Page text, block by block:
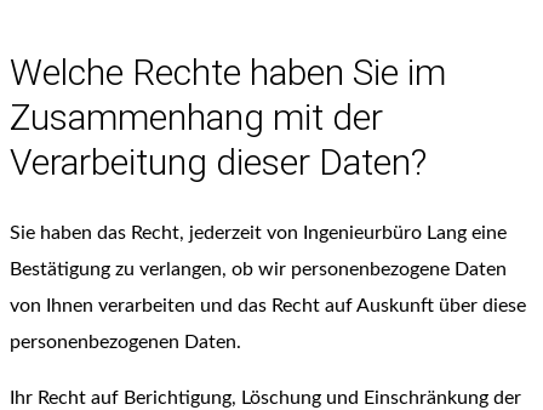
Welche Rechte haben Sie im
Zusammenhang mit der
Verarbeitung dieser Daten?
Sie haben das Recht, jederzeit von Ingenieurbüro Lang eine
Bestätigung zu verlangen, ob wir personenbezogene Daten
von Ihnen verarbeiten und das Recht auf Auskunft über diese
personenbezogenen Daten.
Ihr Recht auf Berichtigung, Löschung und Einschränkung der